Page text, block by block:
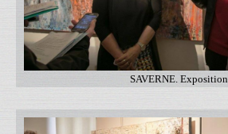
SAVERNE. Exposition